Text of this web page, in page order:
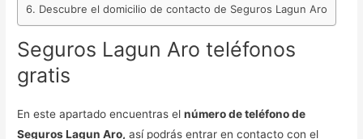
Descubre el domicilio de contacto de Seguros Lagun Aro
Seguros Lagun Aro teléfonos
gratis
En este apartado encuentras elnúmero de teléfono de
Seguros Lagun Aro, así podrás entrar en contacto con el